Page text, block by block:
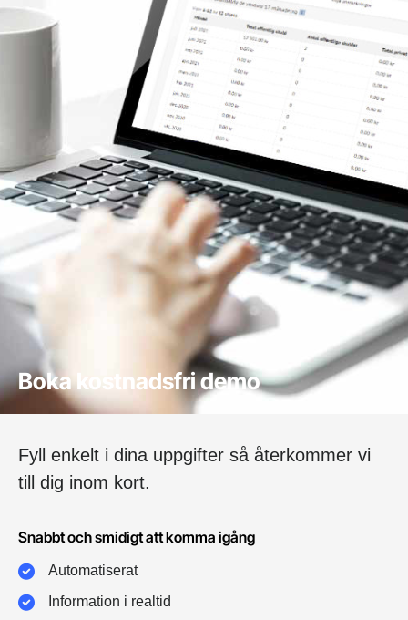
Boka kostnadsfri demo
Fyll enkelt i dina uppgifter så återkommer vi
till dig inom kort.
Snabbt och smidigt att komma igång
Automatiserat
Information i realtid